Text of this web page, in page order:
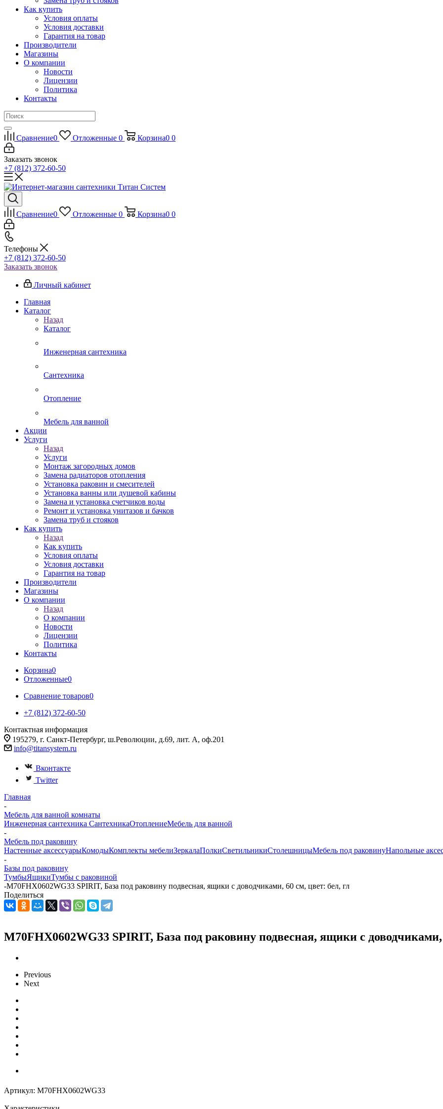
Как купить
Условия оплаты
Условия доставки
Гарантия на товар
Производители
Магазины
О компании
Новости
Лицензии
Политика
Контакты
Сравнение0 Отложенные 0 Корзина0 0
Заказать звонок
+7 (812) 372-60-50
Сравнение0 Отложенные 0 Корзина0 0
Телефоны
+7 (812) 372-60-50
Заказать звонок
Личный кабинет
Главная
Каталог
Назад
Каталог
Инженерная сантехника
Сантехника
Отопление
Мебель для ванной
Акции
Услуги
Назад
Услуги
Монтаж загородных домов
Замена радиаторов отопления
Установка раковин и смесителей
Установка ванны или душевой кабины
Замена и установка счетчиков воды
Ремонт и установка унитазов и бачков
Замена труб и стояков
Как купить
Назад
Как купить
Условия оплаты
Условия доставки
Гарантия на товар
Производители
Магазины
О компании
Назад
О компании
Новости
Лицензии
Политика
Контакты
Корзина0
Отложенные0
Сравнение товаров0
+7 (812) 372-60-50
Контактная информация
195279, г. Санкт-Петербург, ш.Революции, д.69, лит. А, оф.201
info@titansystem.ru
Вконтакте
Twitter
Главная
-
Мебель для ванной комнаты
Инженерная сантехника СантехникаОтоплениеМебель для ванной
-
Мебель под раковину
Настенные аксессуарыКомодыКомплекты мебелиЗеркалаПолкиСветильникиСтолешницыМебель под раковинуНапольные
-
Базы под раковину
ТумбыЯщикиТумбы с раковиной
-M70FHX0602WG33 SPIRIT, База под раковину подвесная, ящики с доводчиками, 60 см, цвет: бел, гл
Поделиться
M70FHX0602WG33 SPIRIT, База под раковину подвесная, ящики с доводчиками,
Previous
Next
Артикул: M70FHX0602WG33